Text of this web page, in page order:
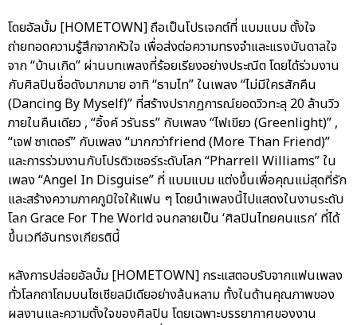
โดยอัลบั้ม [HOMETOWN] ถือเป็นโปรเจกต์ที่ แบมแบม ตั้งใจ
ถ่ายทอดความรู้สึกจากหัวใจ เพื่อส่งต่อความทรงจำและแรงบันดาลใจ
จาก “บ้านเกิด” ผ่านบทเพลงที่ร้อยเรียงอย่างประณีต โดยได้ร่วมงาน
กับศิลปินชื่อดังมากมาย อาทิ “ธามไท” ในเพลง “ไม่มีใครสักคืน
(Dancing By Myself)” ที่สร้างปรากฏการณ์ยอดวิวทะลุ 20 ล้านวิว
ภายในคืนเดียว , “อิ้งค์ วรันธร” กับเพลง “ไฟเขียว (Greenlight)” ,
“เจฟ ซาเตอร์” กับเพลง “มากกว่าfriend (More Than Friend)”
และการร่วมงานกับโปรดิวเซอร์ระดับโลก “Pharrell Williams” ใน
เพลง “Angel In Disguise” ที่ แบมแบม แต่งขึ้นเพื่อคุณแม่สุดที่รัก
และสร้างความภาคภูมิใจให้แฟน ๆ โดยนำเพลงนี้ไปแสดงในงานระดับ
โลก Grace For The World จนกลายเป็น ‘ศิลปินไทยคนแรก’ ที่ได้
ขึ้นเวทีอันทรงเกียรตินี้
หลังการปล่อยอัลบั้ม [HOMETOWN] กระแสตอบรับจากแฟนเพลง
ทั่วโลกถาโถมบนโซเชียลมีเดียอย่างล้นหลาม ทั้งในด้านคุณภาพของ
ผลงานและความตั้งใจของศิลปิน โดยเฉพาะบรรยากาศของงาน